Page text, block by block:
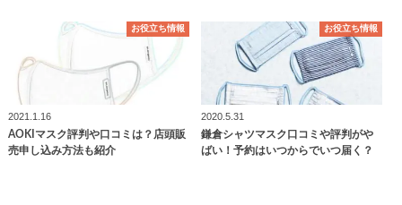
お役立ち情報
2021.1.16
AOKIマスク評判や口コミは？店頭販
売申し込み方法も紹介
お役立ち情報
2020.5.31
鎌倉シャツマスク口コミや評判がや
ばい！予約はいつからでいつ届く？